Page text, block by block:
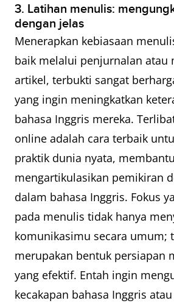
3. Latihan menulis:
dengan jelas
Menerapkan kebiasaan
baik melalui penjurnalan atau
artikel, terbukti sangat
yang ingin meningkatkan
bahasa Inggris mereka.
online adalah cara terbaik
praktik dunia nyata,
mengartikulasikan pemikiran
dalam bahasa Inggris. Fokus
pada menulis tidak hanya
komunikasimu secara umum;
merupakan bentuk persiapan
yang efektif. Entah ingin
kecakapan bahasa Inggris